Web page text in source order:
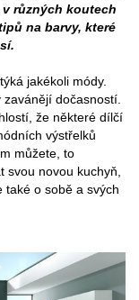
různých koutech
na barvy, které
jakékoli módy.
dočasností.
že některé dílčí
výstřelků
můžete, to
svou novou kuchyň,
také o sobě a svých